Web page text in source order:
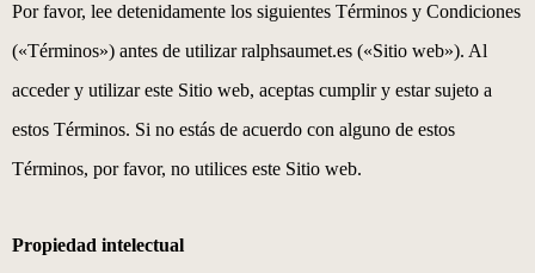
Por favor, lee detenidamente los siguientes Términos y Condiciones
(«Términos») antes de utilizar ralphsaumet.es («Sitio web»). Al
acceder y utilizar este Sitio web, aceptas cumplir y estar sujeto a
estos Términos. Si no estás de acuerdo con alguno de estos
Términos, por favor, no utilices este Sitio web.
Propiedad intelectual